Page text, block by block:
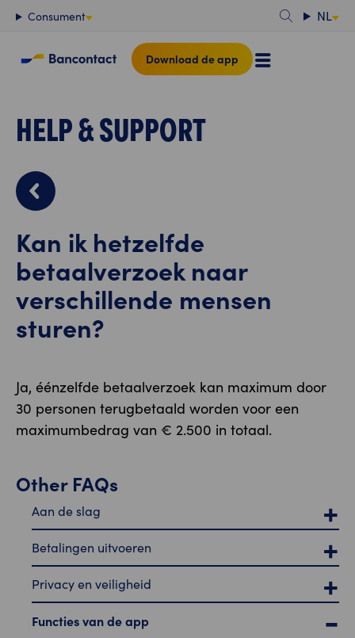
Content
Consument NL
Download de app
HELP & SUPPORT
Kan ik hetzelfde
betaalverzoek naar
verschillende mensen
sturen?
Ja, éénzelfde betaalverzoek kan maximum door
30 personen terugbetaald worden voor een
maximumbedrag van € 2.500 in totaal.
Other FAQs
Aan de slag
Betalingen uitvoeren
Privacy en veiligheid
Functies van de app